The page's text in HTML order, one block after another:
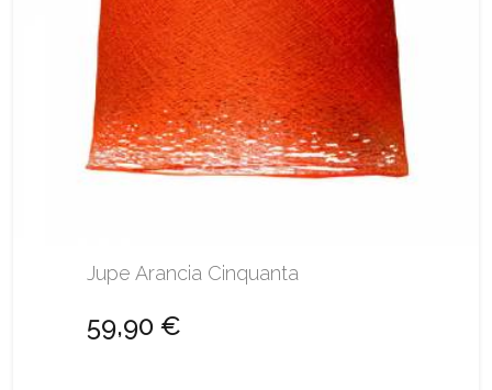
Jupe Arancia Cinquanta
59,90 €